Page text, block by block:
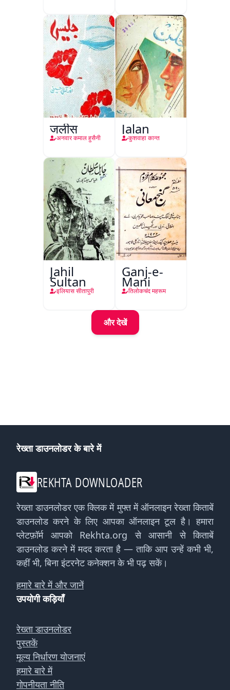
जलीस
अनवार कमाल हुसैनी
Jalan
कुशवाहा कान्त
Jahil
Sultan
इलियास सीतापुरी
Ganj-e-
Mani
तिलोकचंद महरूम
और देखें
रेख्ता डाउनलोडर के बारे में
REKHTA DOWNLOADER
रेख्ता डाउनलोडर एक क्लिक में मुफ्त में ऑनलाइन रेख्ता किताबें
डाउनलोड करने के लिए आपका ऑनलाइन टूल है। हमारा
प्लेटफ़ॉर्म आपको Rekhta.org से आसानी से किताबें
डाउनलोड करने में मदद करता है — ताकि आप उन्हें कभी भी,
कहीं भी, बिना इंटरनेट कनेक्शन के भी पढ़ सकें।
हमारे बारे में और जानें
उपयोगी कड़ियाँ
रेख्ता डाउनलोडर
पुस्तकें
मूल्य निर्धारण योजनाएं
हमारे बारे में
गोपनीयता नीति